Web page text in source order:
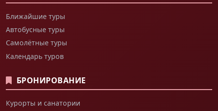
Ближайшие туры
Автобусные туры
Самолётные туры
Календарь туров
БРОНИРОВАНИЕ
Курорты и санатории